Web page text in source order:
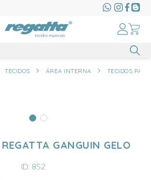
TECIDOS ÁREA INTERNA TECIDOS
GANGUIN GELO
ID: 852